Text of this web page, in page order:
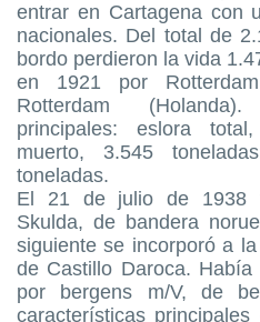
entrar en Cartagena con
nacionales. Del total de
bordo perdieron la vida
en 1921 por
Rotterdam
principales: eslora
muerto, 3.545
toneladas.
El 21 de julio de 1938
Skulda, de bandera
siguiente se incorporó a
de Castillo Daroca.
por bergens m/V, de
características